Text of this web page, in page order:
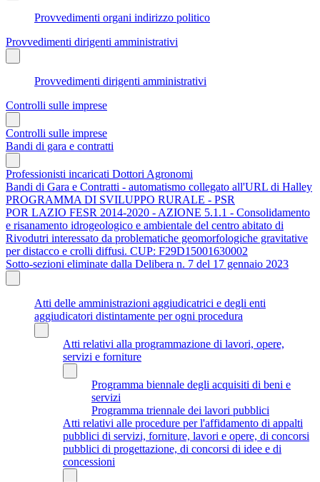
Provvedimenti organi indirizzo politico
Provvedimenti dirigenti amministrativi
Provvedimenti dirigenti amministrativi
Controlli sulle imprese
Controlli sulle imprese
Bandi di gara e contratti
Professionisti incaricati Dottori Agronomi
Bandi di Gara e Contratti - automatismo collegato all'URL di Halley
PROGRAMMA DI SVILUPPO RURALE - PSR
POR LAZIO FESR 2014-2020 - AZIONE 5.1.1 - Consolidamento
e risanamento idrogeologico e ambientale del centro abitato di
Rivodutri interessato da problematiche geomorfologiche gravitative
per distacco e crolli diffusi. CUP: F29D15001630002
Sotto-sezioni eliminate dalla Delibera n. 7 del 17 gennaio 2023
Atti delle amministrazioni aggiudicatrici e degli enti
aggiudicatori distintamente per ogni procedura
Atti relativi alla programmazione di lavori, opere,
servizi e forniture
Programma biennale degli acquisiti di beni e
servizi
Programma triennale dei lavori pubblici
Atti relativi alle procedure per l'affidamento di appalti
pubblici di servizi, forniture, lavori e opere, di concorsi
pubblici di progettazione, di concorsi di idee e di
concessioni